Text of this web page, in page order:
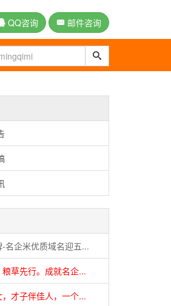
QQ咨询 邮件咨询
名企米优质域名迎五...
草先行。成就名企...
才子伴佳人，一个...